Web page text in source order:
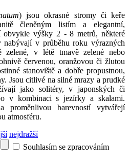
) jsou okrasné stromy či keře
členěným listím a elegantní,
obvykle výšky 2 - 8 metrů, některé
v průběhu roku výrazných
zelené, v létě tmavě zelené nebo
červenou, oranžovou či žlutou
stanoviště a dobře propustnou,
Jsou citlivé na silné mrazy a prudké
jako solitéry, v japonských či
v kombinaci s jezírky a skalami.
proměnlivou barevností vytvářejí
atmosféru.
nejdražší
Souhlasím se zpracováním